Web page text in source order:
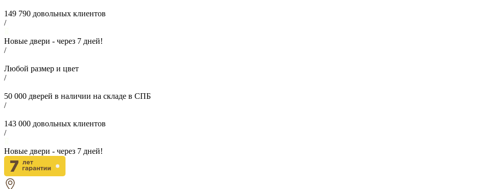
149 790 довольных клиентов
/
Новые двери - через 7 дней!
/
Любой размер и цвет
/
50 000 дверей в наличии на складе в СПБ
/
143 000 довольных клиентов
/
Новые двери - через 7 дней!